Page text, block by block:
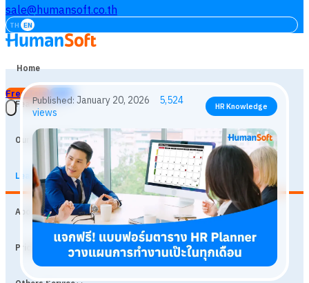
sale@humansoft.co.th
TH EN
Home
Features
Our Customers
Learning
About
Prices
Free Trial
Published:January 20, 2026 5,524
views HR Knowledge